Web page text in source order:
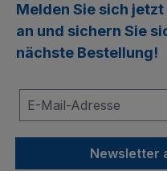
Melden Sie sich
an und sichern Sie
nächste Bestellung!
Newsletter